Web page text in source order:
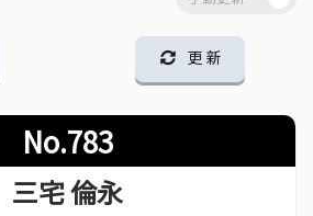
更 新
No.783
三宅 倫永